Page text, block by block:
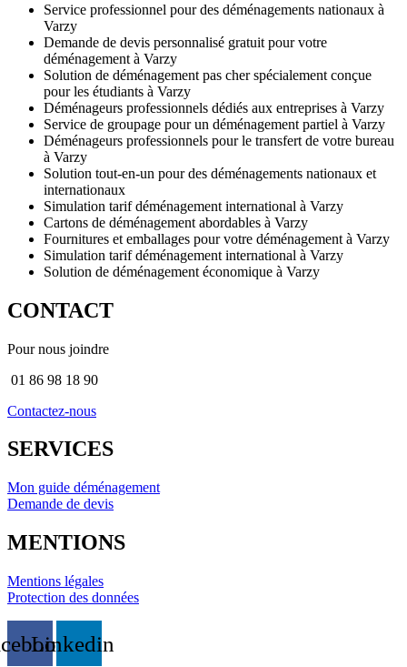
Service professionnel pour des déménagements nationaux à
Varzy
Demande de devis personnalisé gratuit pour votre
déménagement à Varzy
Solution de déménagement pas cher spécialement conçue
pour les étudiants à Varzy
Déménageurs professionnels dédiés aux entreprises à Varzy
Service de groupage pour un déménagement partiel à Varzy
Déménageurs professionnels pour le transfert de votre bureau
à Varzy
Solution tout-en-un pour des déménagements nationaux et
internationaux
Simulation tarif déménagement international à Varzy
Cartons de déménagement abordables à Varzy
Fournitures et emballages pour votre déménagement à Varzy
Simulation tarif déménagement international à Varzy
Solution de déménagement économique à Varzy
CONTACT
Pour nous joindre
01 86 98 18 90
Contactez-nous
SERVICES
Mon guide déménagement
Demande de devis
MENTIONS
Mentions légales
Protection des données
Linkedin